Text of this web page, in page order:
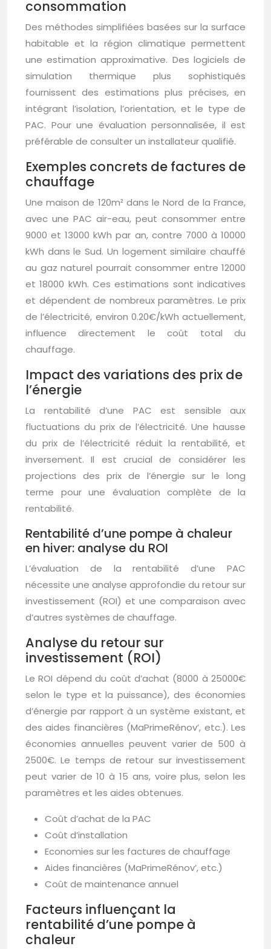
consommation
Des méthodes simplifiées basées sur la surface
habitable et la région climatique permettent
une estimation approximative. Des logiciels de
simulation thermique plus sophistiqués
fournissent des estimations plus précises, en
intégrant l’isolation, l’orientation, et le type de
PAC. Pour une évaluation personnalisée, il est
préférable de consulter un installateur qualifié.
Exemples concrets de factures de
chauffage
Une maison de 120m² dans le Nord de la France,
avec une PAC air-eau, peut consommer entre
9000 et 13000 kWh par an, contre 7000 à 10000
kWh dans le Sud. Un logement similaire chauffé
au gaz naturel pourrait consommer entre 12000
et 18000 kWh. Ces estimations sont indicatives
et dépendent de nombreux paramètres. Le prix
de l’électricité, environ 0.20€/kWh actuellement,
influence directement le coût total du
chauffage.
Impact des variations des prix de
l’énergie
La rentabilité d’une PAC est sensible aux
fluctuations du prix de l’électricité. Une hausse
du prix de l’électricité réduit la rentabilité, et
inversement. Il est crucial de considérer les
projections des prix de l’énergie sur le long
terme pour une évaluation complète de la
rentabilité.
Rentabilité d’une pompe à chaleur
en hiver: analyse du ROI
L’évaluation de la rentabilité d’une PAC
nécessite une analyse approfondie du retour sur
investissement (ROI) et une comparaison avec
d’autres systèmes de chauffage.
Analyse du retour sur
investissement (ROI)
Le ROI dépend du coût d’achat (8000 à 25000€
selon le type et la puissance), des économies
d’énergie par rapport à un système existant, et
des aides financières (MaPrimeRénov’, etc.). Les
économies annuelles peuvent varier de 500 à
2500€. Le temps de retour sur investissement
peut varier de 10 à 15 ans, voire plus, selon les
paramètres et les aides obtenues.
Coût d’achat de la PAC
Coût d’installation
Economies sur les factures de chauffage
Aides financières (MaPrimeRénov’, etc.)
Coût de maintenance annuel
Facteurs influençant la
rentabilité d’une pompe à
chaleur